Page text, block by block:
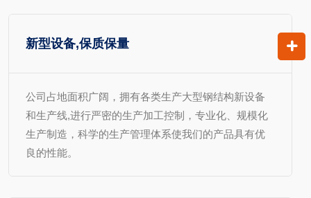
新型设备,保质保量
公司占地面积广阔，拥有各类生产大型钢结构新设备
和生产线,进行严密的生产加工控制，专业化、规模化
生产制造，科学的生产管理体系使我们的产品具有优
良的性能。